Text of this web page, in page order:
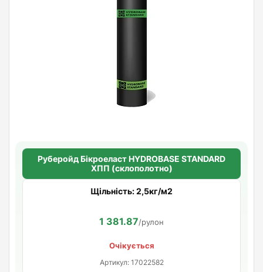
Руберойд Бiкроеласт HYDROBASE STANDARD
ХПП (склополотно)
Щільність: 2,5кг/м2
1 381.87/рулон
Очікується
Артикул: 17022582